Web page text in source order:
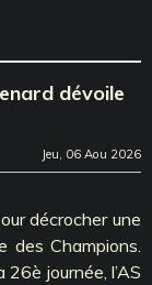
dévoile
Jeu, 06 Aou 2026
décrocher une
des Champions.
journée, l’AS